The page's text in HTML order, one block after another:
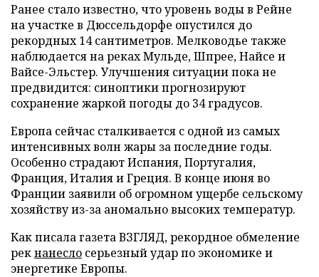
Ранее стало известно, что уровень воды в Рейне
на участке в Дюссельдорфе опустился до
рекордных 14 сантиметров. Мелководье также
наблюдается на реках Мульде, Шпрее, Найсе и
Вайсе-Эльстер. Улучшения ситуации пока не
предвидится: синоптики прогнозируют
сохранение жаркой погоды до 34 градусов.
Европа сейчас сталкивается с одной из самых
интенсивных волн жары за последние годы.
Особенно страдают Испания, Португалия,
Франция, Италия и Греция. В конце июня во
Франции заявили об огромном ущербе сельскому
хозяйству из-за аномально высоких температур.
Как писала газета ВЗГЛЯД, рекордное обмеление
рекнанесло серьезный удар по экономике и
энергетике Европы.